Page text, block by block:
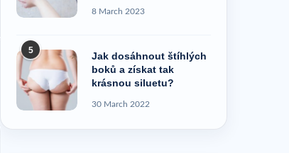
8 March 2023
5
Jak dosáhnout štíhlých
boků a získat tak
krásnou siluetu?
30 March 2022